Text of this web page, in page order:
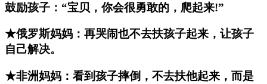
鼓励孩子：“宝贝，你会很勇敢的，爬起来!”
★俄罗斯妈妈：再哭闹也不去扶孩子起来，让孩子
自己解决。
★非洲妈妈：看到孩子摔倒，不去扶他起来，而是